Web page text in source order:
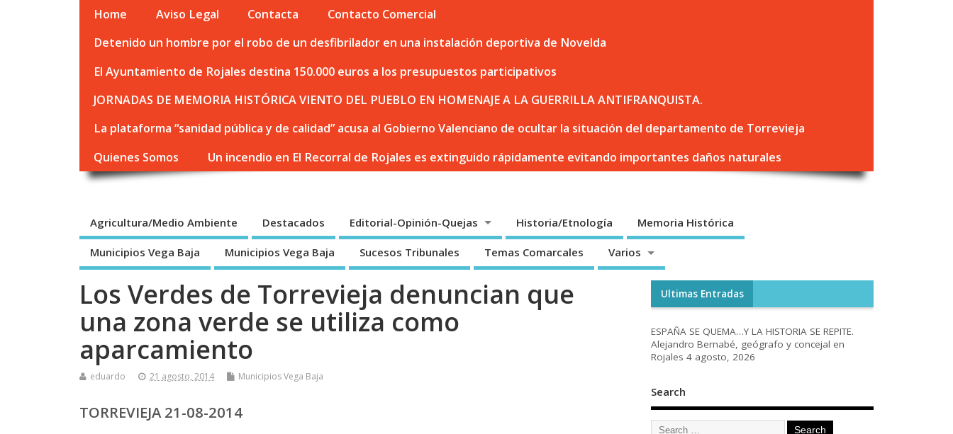
Home Aviso Legal Contacta
Contacto Comercial
Detenido un hombre por el robo de un desfibrilador en una instalación deportiva de Novelda
El Ayuntamiento de Rojales destina 150.000 euros a los presupuestos participativos
JORNADAS DE MEMORIA HISTÓRICA VIENTO DEL PUEBLO EN HOMENAJE A LA GUERRILLA ANTIFRANQUISTA.
La plataforma “sanidad pública y de calidad” acusa al Gobierno Valenciano de ocultar la situación del departamento de Torrevieja
Quienes Somos
Un incendio en El Recorral de Rojales es extinguido rápidamente evitando importantes daños naturales
Agricultura/Medio Ambiente Destacados Editorial-Opinión-Quejas Historia/Etnología Memoria Histórica
Municipios Vega Baja Municipios Vega Baja Sucesos Tribunales Temas Comarcales Varios
Los Verdes de Torrevieja denuncian que
una zona verde se utiliza como
aparcamiento
eduardo 21 agosto, 2014 Municipios Vega Baja
TORREVIEJA 21-08-2014
Ultimas Entradas
ESPAÑA SE QUEMA…Y LA HISTORIA SE REPITE.
Alejandro Bernabé, geógrafo y concejal en
Rojales 4 agosto, 2026
Search